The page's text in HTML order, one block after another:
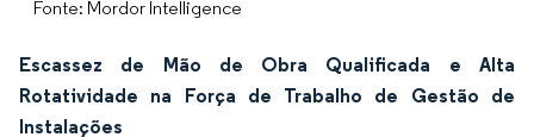
Fonte: Mordor Intelligence
Escassez de Mão de Obra Qualificada e Alta
Rotatividade na Força de Trabalho de Gestão de
Instalações